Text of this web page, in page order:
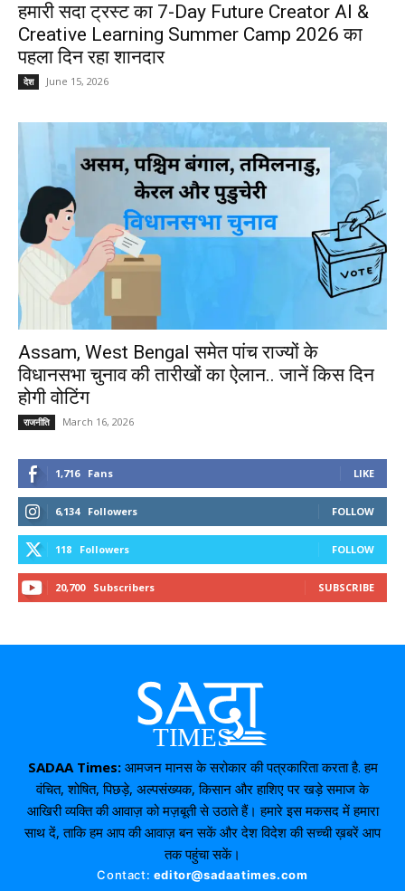
हमारी सदा ट्रस्ट का 7-Day Future Creator AI &
Creative Learning Summer Camp 2026 का
पहला दिन रहा शानदार
देश June 15, 2026
Assam, West Bengal समेत पांच राज्यों के
विधानसभा चुनाव की तारीखों का ऐलान.. जानें किस दिन
होगी वोटिंग
राजनीति March 16, 2026
1,716 Fans LIKE
6,134 Followers FOLLOW
118 Followers FOLLOW
20,700 Subscribers SUBSCRIBE
SADAA Times: आमजन मानस के सरोकार की पत्रकारिता करता है. हम
वंचित, शोषित, पिछड़े, अल्पसंख्यक, किसान और हाशिए पर खड़े समाज के
आखिरी व्यक्ति की आवाज़ को मज़बूती से उठाते हैं। हमारे इस मकसद में हमारा
साथ दें, ताकि हम आप की आवाज़ बन सकें और देश विदेश की सच्ची ख़बरें आप
तक पहुंचा सकें।
Contact: editor@sadaatimes.com